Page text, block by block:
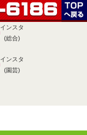
インスタ
(総合)
インスタ
(園芸)